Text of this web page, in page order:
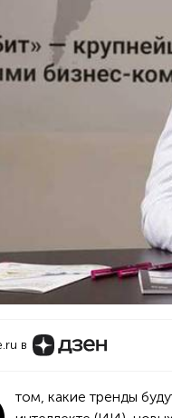
в
том, какие тренды